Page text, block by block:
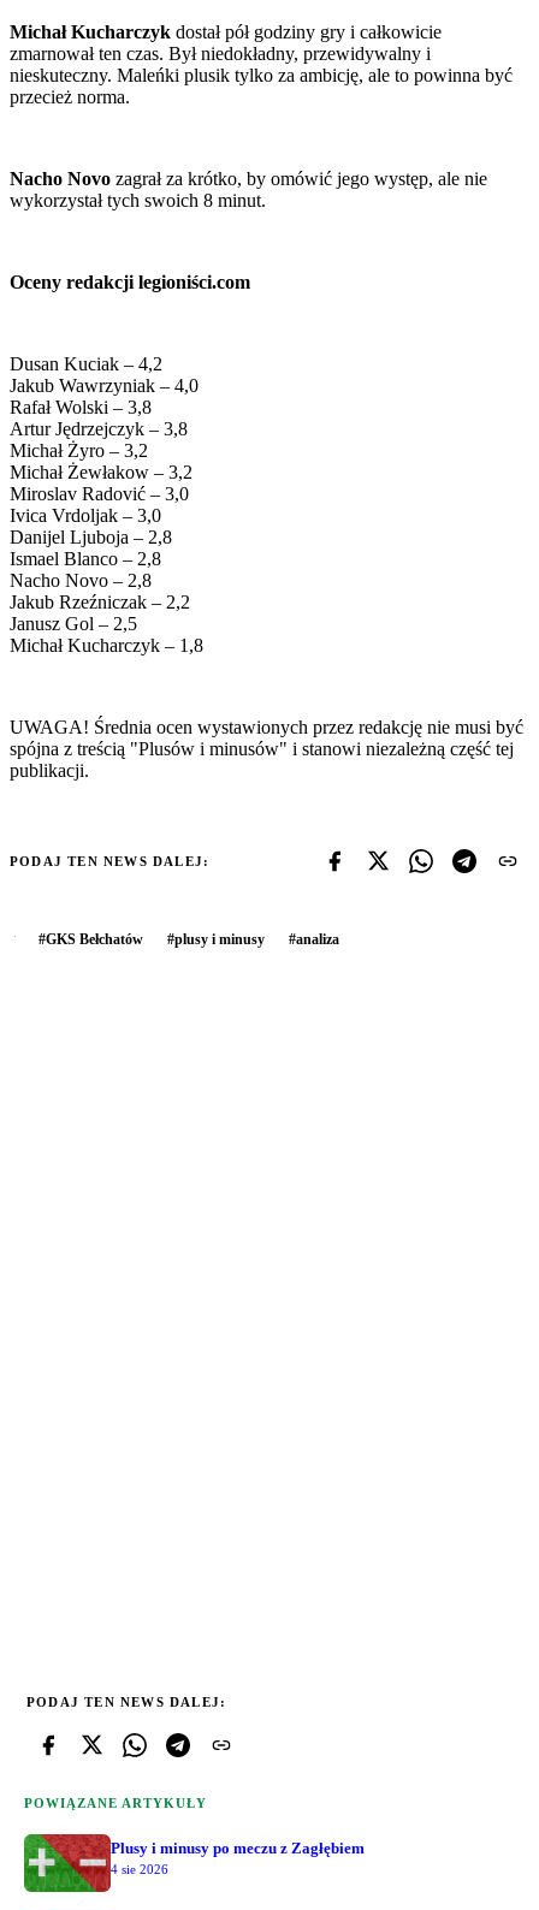
Michał Kucharczyk dostał pół godziny gry i całkowicie
zmarnował ten czas. Był niedokładny, przewidywalny i
nieskuteczny. Maleńki plusik tylko za ambicję, ale to powinna być
przecież norma.
Nacho Novo zagrał za krótko, by omówić jego występ, ale nie
wykorzystał tych swoich 8 minut.
Oceny redakcji legioniści.com
Dusan Kuciak – 4,2
Jakub Wawrzyniak – 4,0
Rafał Wolski – 3,8
Artur Jędrzejczyk – 3,8
Michał Żyro – 3,2
Michał Żewłakow – 3,2
Miroslav Radović – 3,0
Ivica Vrdoljak – 3,0
Danijel Ljuboja – 2,8
Ismael Blanco – 2,8
Nacho Novo – 2,8
Jakub Rzeźniczak – 2,2
Janusz Gol – 2,5
Michał Kucharczyk – 1,8
UWAGA! Średnia ocen wystawionych przez redakcję nie musi być
spójna z treścią "Plusów i minusów" i stanowi niezależną część tej
publikacji.
PODAJ TEN NEWS DALEJ:
#GKS Bełchatów #plusy i minusy #analiza
PODAJ TEN NEWS DALEJ:
POWIĄZANE ARTYKUŁY
Plusy i minusy po meczu z Zagłębiem
4 sie 2026